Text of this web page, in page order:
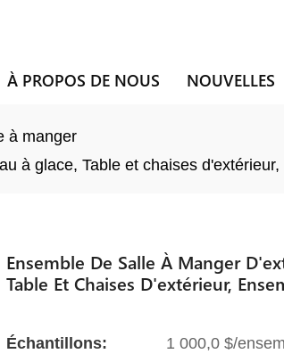
À PROPOS DE NOUS NOUVELLES
à manger
à glace, Table et chaises
Ensemble De Salle À Manger
Table Et Chaises D'extérieur,
Échantillons: 1 000,0 $/